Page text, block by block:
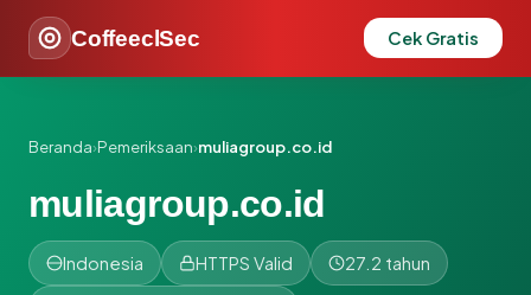
CoffeeclSec Cek Gratis
Beranda›Pemeriksaan›muliagroup.co.id
muliagroup.co.id
Indonesia HTTPS Valid 27.2 tahun